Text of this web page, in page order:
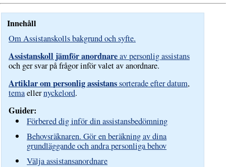
Innehåll
Om Assistanskolls bakgrund och syfte.
Assistanskoll jämför anordnareav personlig assistans
och ger svar på frågor inför valet av anordnare.
Artiklar om personlig assistanssorterade efter datum,
temaellernyckelord.
Guider:
Förbered dig inför din assistansbedömning
Behovsräknaren. Gör en beräkning av dina
grundläggande och andra personliga behov
Välja assistansanordnare